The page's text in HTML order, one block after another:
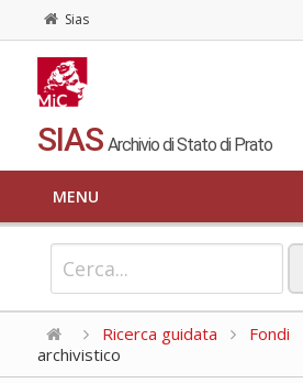
Sias
SIAS Archivio di Stato di Prato
MENU
Ricerca guidata Fondi
archivistico